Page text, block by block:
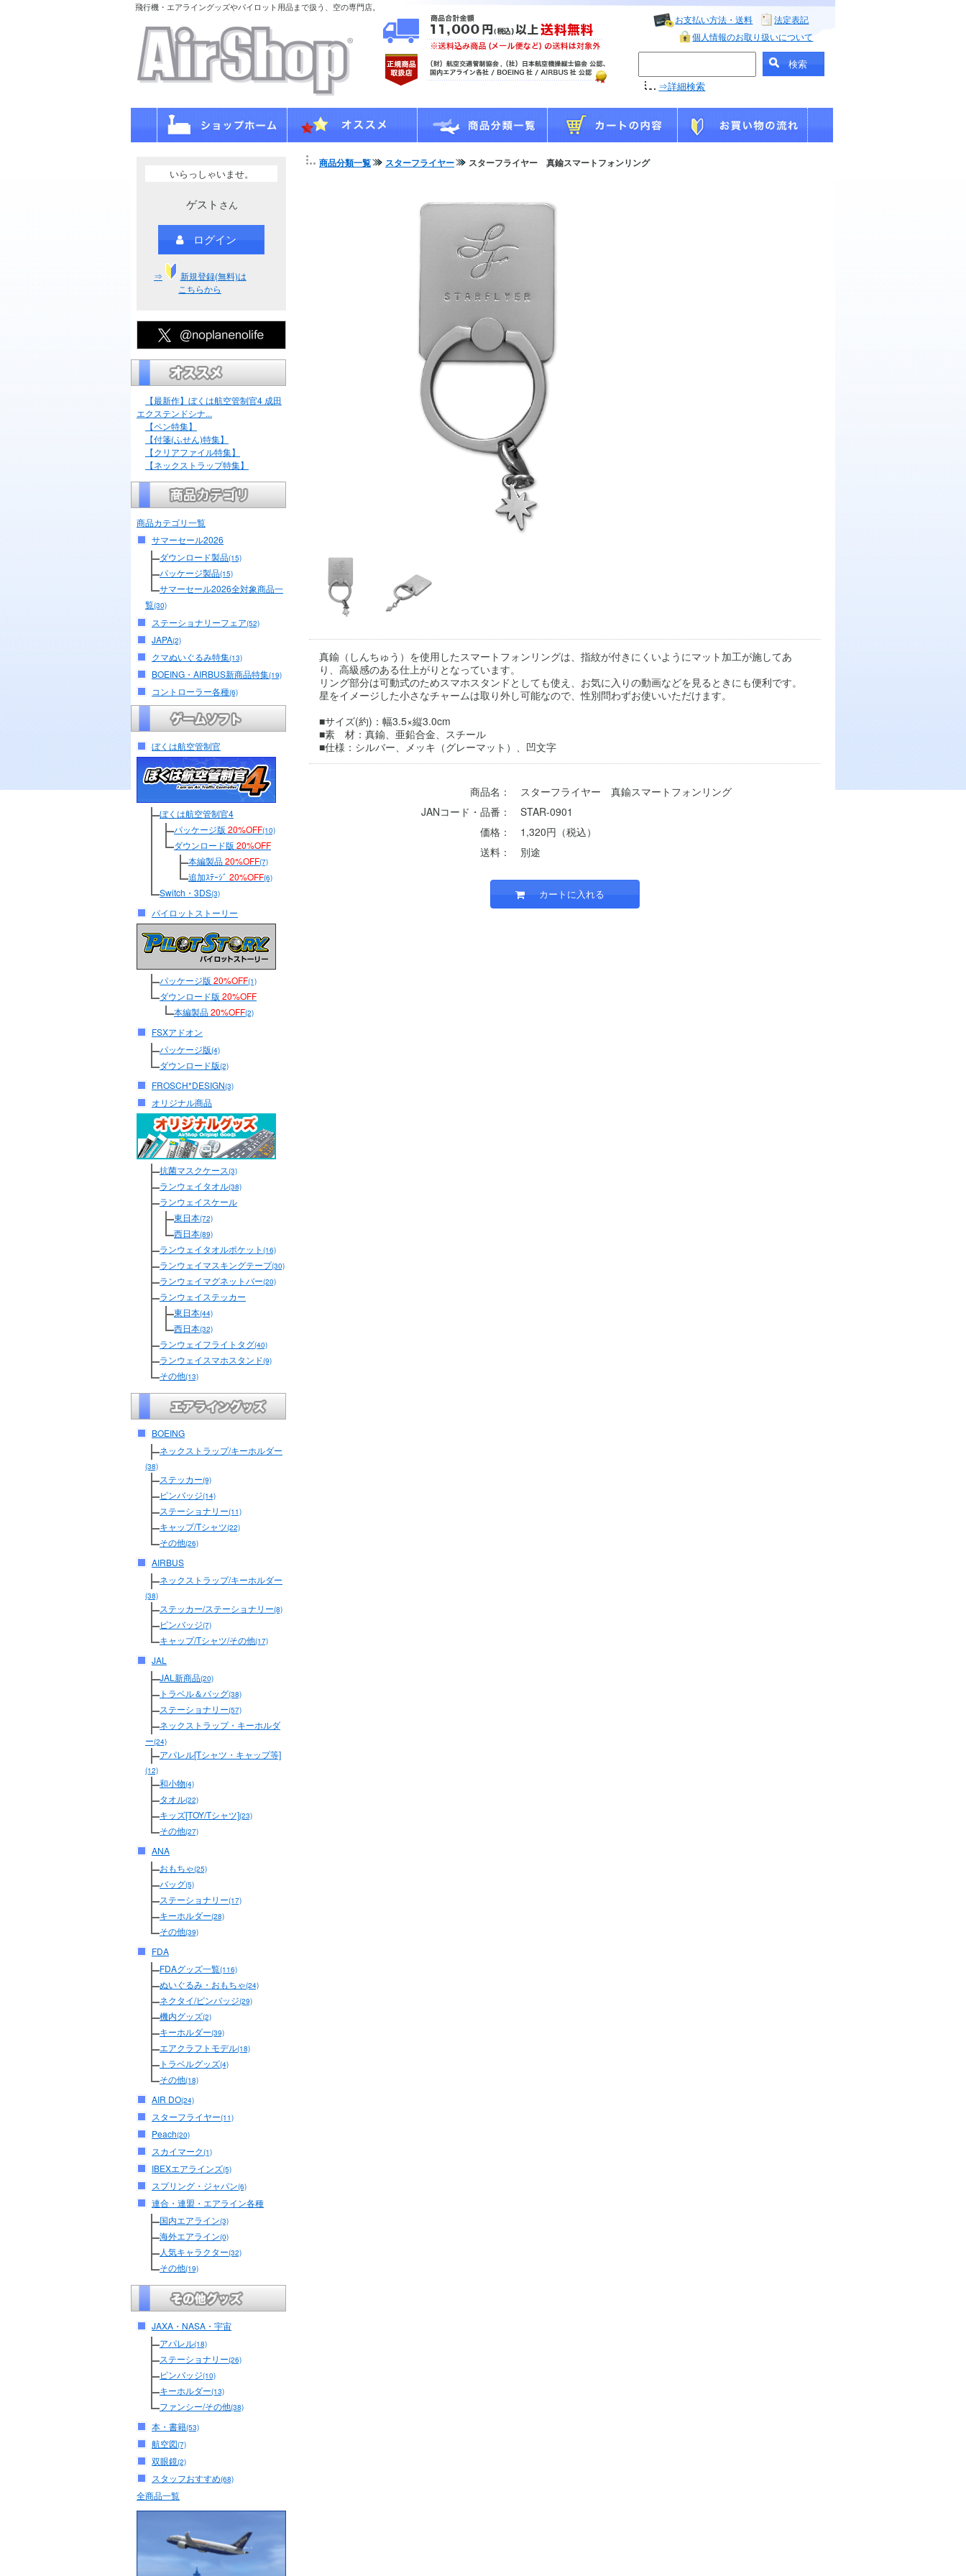
飛行機・エアライングッズやパイロット用品まで扱う、空の専門店。
お支払い方法・送料
法定表記
個人情報のお取り扱いについて
⇒詳細検索
いらっしゃいませ。
ゲスト さん
ログイン
⇒
新規登録(無料)は
こちらから
【最新作】ぼくは航空管制官4 成田
エクステンドシナ...
【ペン特集】
【付箋(ふせん)特集】
【クリアファイル特集】
【ネックストラップ特集】
商品カテゴリ一覧
サマーセール2026
ダウンロード製品(15)
パッケージ製品(15)
サマーセール2026全対象商品一
覧(30)
ステーショナリーフェア(52)
JAPA(2)
クマぬいぐるみ特集(13)
BOEING・AIRBUS新商品特集(19)
コントローラー各種(6)
ぼくは航空管制官
ぼくは航空管制官4
パッケージ版 20%OFF(10)
ダウンロード版 20%OFF
本編製品20%OFF(7)
追加ｽﾃｰｼﾞ 20%OFF(6)
Switch・3DS(3)
パイロットストーリー
パッケージ版 20%OFF(1)
ダウンロード版 20%OFF
本編製品20%OFF(2)
FSXアドオン
パッケージ版(4)
ダウンロード版(2)
FROSCH*DESIGN(3)
オリジナル商品
抗菌マスクケース(3)
ランウェイタオル(38)
ランウェイスケール
東日本(72)
西日本(89)
ランウェイタオルポケット (16)
ランウェイマスキングテープ(30)
ランウェイマグネットバー(20)
ランウェイステッカー
東日本(44)
西日本(32)
ランウェイフライトタグ(40)
ランウェイスマホスタンド(9)
その他(13)
BOEING
ネックストラップ/キーホルダー
(38)
ステッカー(9)
ピンバッジ(14)
ステーショナリー(11)
キャップ/Tシャツ(22)
その他(26)
AIRBUS
ネックストラップ/キーホルダー
(38)
ステッカー/ステーショナリー(8)
ピンバッジ(7)
キャップ/Tシャツ/その他(17)
JAL
JAL新商品(20)
トラベル＆バッグ(38)
ステーショナリー(57)
ネックストラップ・キーホルダ
ー(24)
アパレル[Tシャツ・キャップ等]
(12)
和小物(4)
タオル(22)
キッズ[TOY/Tシャツ](23)
その他(27)
ANA
おもちゃ(25)
バッグ(5)
ステーショナリー(17)
キーホルダー(28)
その他(39)
FDA
FDAグッズ一覧(116)
ぬいぐるみ・おもちゃ(24)
ネクタイ/ピンバッジ(29)
機内グッズ(2)
キーホルダー(39)
エアクラフトモデル(18)
トラベルグッズ(4)
その他(18)
AIR DO(24)
スターフライヤー(11)
Peach(20)
スカイマーク(1)
IBEXエアラインズ(5)
スプリング・ジャパン(6)
連合・連盟・エアライン各種
国内エアライン(3)
海外エアライン(0)
人気キャラクター(32)
その他(19)
JAXA・NASA・宇宙
アパレル(18)
ステーショナリー(26)
ピンバッジ(10)
キーホルダー(13)
ファンシー/その他(38)
本・書籍(53)
航空図(7)
双眼鏡(2)
スタッフおすすめ(68)
全商品一覧
商品分類一覧 スターフライヤー スターフライヤー 真鍮スマートフォンリング
真鍮（しんちゅう）を使用したスマートフォンリングは、指紋が付きにくいようにマット加工が施してあ
り、高級感のある仕上がりとなっています。
リング部分は可動式のためスマホスタンドとしても使え、お気に入りの動画などを見るときにも便利です。
星をイメージした小さなチャームは取り外し可能なので、性別問わずお使いいただけます。
■サイズ(約)：幅3.5×縦3.0cm
■素 材：真鍮、亜鉛合金、スチール
■仕様：シルバー、メッキ（グレーマット）、凹文字
商品名：
スターフライヤー 真鍮スマートフォンリング
JANコード・品番：
STAR-0901
価格：
1,320円（税込）
送料：
別途